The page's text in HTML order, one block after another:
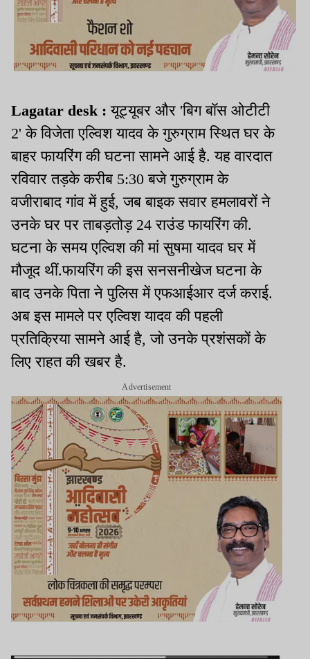
Lagatar desk :यूट्यूबर और 'बिग बॉस ओटीटी
2' के विजेता एल्विश यादव के गुरुग्राम स्थित घर के
बाहर फायरिंग की घटना सामने आई है. यह वारदात
रविवार तड़के करीब 5:30 बजे गुरुग्राम के
वजीराबाद गांव में हुई, जब बाइक सवार हमलावरों ने
उनके घर पर ताबड़तोड़ 24 राउंड फायरिंग की.
घटना के समय एल्विश की मां सुषमा यादव घर में
मौजूद थीं.फायरिंग की इस सनसनीखेज घटना के
बाद उनके पिता ने पुलिस में एफआईआर दर्ज कराई.
अब इस मामले पर एल्विश यादव की पहली
प्रतिक्रिया सामने आई है, जो उनके प्रशंसकों के
लिए राहत की खबर है.
Advertisement